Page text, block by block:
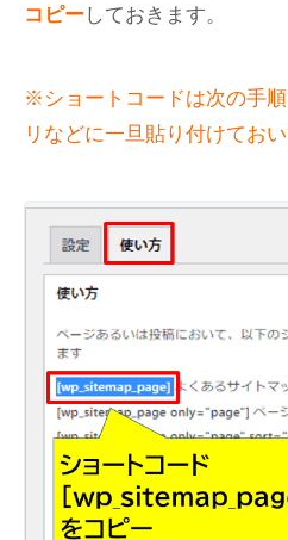
コピーしておきます。
※ショートコードは次の手
リなどに一旦貼り付けておい